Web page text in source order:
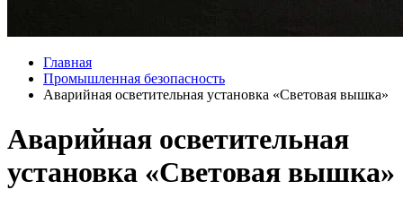
Главная
Промышленная безопасность
Аварийная осветительная установка «Световая вышка»
Аварийная осветительная
установка «Световая вышка»